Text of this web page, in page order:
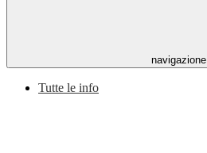
navigazione
Tutte le info